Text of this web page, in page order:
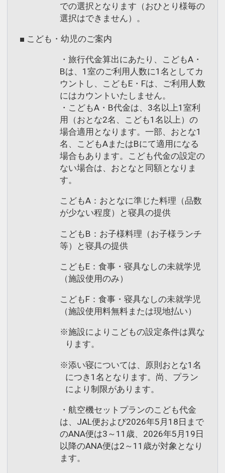
での選択となります（おひとり様毎の
選択はできません）。
■ こども・幼児のご案内
・旅行代金算出にあたり、こどもA・
Bは、1室のご利用人数に1名としてカ
ウントし、こどもE・Fは、ご利用人数
にはカウントいたしません。
・こどもA・B代金は、3名以上1室利
用（おとな2名、こども1名以上）の
場合適用となります。一部、おとな1
名、こどもAまたはBにて適用になる
場合もあります。こども代金の設定の
ない場合は、おとなと同額となりま
す。
こどもA：おとなに準じた料理（品数
が少ない程度）と寝具の提供
こどもB：お子様料理（お子様ランチ
等）と寝具の提供
こどもE：食事・寝具なしの未就学児
（施設使用のみ）
こどもF：食事・寝具なしの未就学児
（施設使用料無料または現地払い）
※施設によりこどもの設定条件は異な
ります。
※添い寝については、原則おとな1名
につき1名となります。尚、プラン
により制限があります。
・航空機セットプランのこども代金
は、JAL便および2026年5月18日まで
のANA便は3～11歳、2026年5月19日
以降のANA便は2～11歳が対象となり
ます。